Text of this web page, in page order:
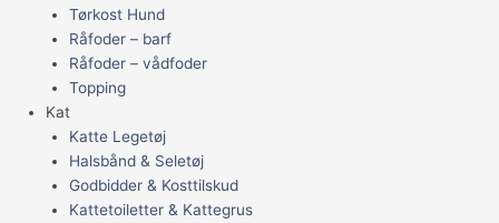
Tørkost Hund
Råfoder – barf
Råfoder – vådfoder
Topping
Kat
Katte Legetøj
Halsbånd & Seletøj
Godbidder & Kosttilskud
Kattetoiletter & Kattegrus